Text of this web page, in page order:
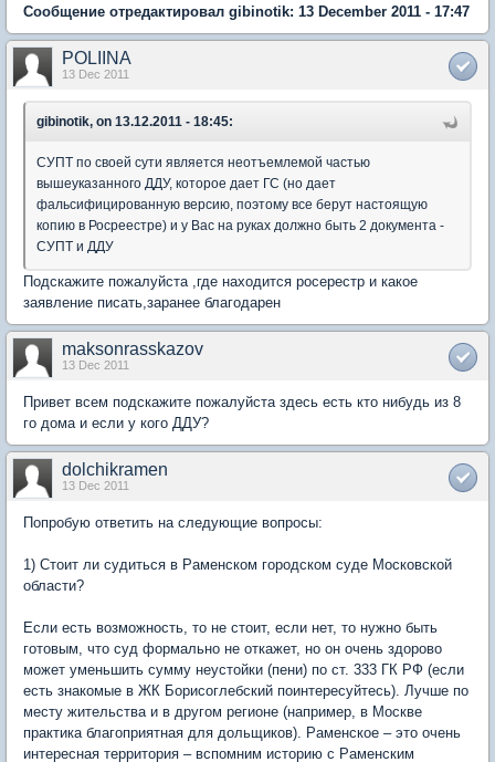
Сообщение отредактировал gibinotik: 13 December 2011 - 17:47
POLIINA
13 Dec 2011
gibinotik, on 13.12.2011 - 18:45:
СУПТ по своей сути является неотъемлемой частью
вышеуказанного ДДУ, которое дает ГС (но дает
фальсифицированную версию, поэтому все берут настоящую
копию в Росреестре) и у Вас на руках должно быть 2 документа -
СУПТ и ДДУ
Подскажите пожалуйста ,где находится росерестр и какое
заявление писать,заранее благодарен
maksonrasskazov
13 Dec 2011
Привет всем подскажите пожалуйста здесь есть кто нибудь из 8
го дома и если у кого ДДУ?
dolchikramen
13 Dec 2011
Попробую ответить на следующие вопросы:
1) Стоит ли судиться в Раменском городском суде Московской
области?
Если есть возможность, то не стоит, если нет, то нужно быть
готовым, что суд формально не откажет, но он очень здорово
может уменьшить сумму неустойки (пени) по ст. 333 ГК РФ (если
есть знакомые в ЖК Борисоглебский поинтересуйтесь). Лучше по
месту жительства и в другом регионе (например, в Москве
практика благоприятная для дольщиков). Раменское – это очень
интересная территория – вспомним историю с Раменским